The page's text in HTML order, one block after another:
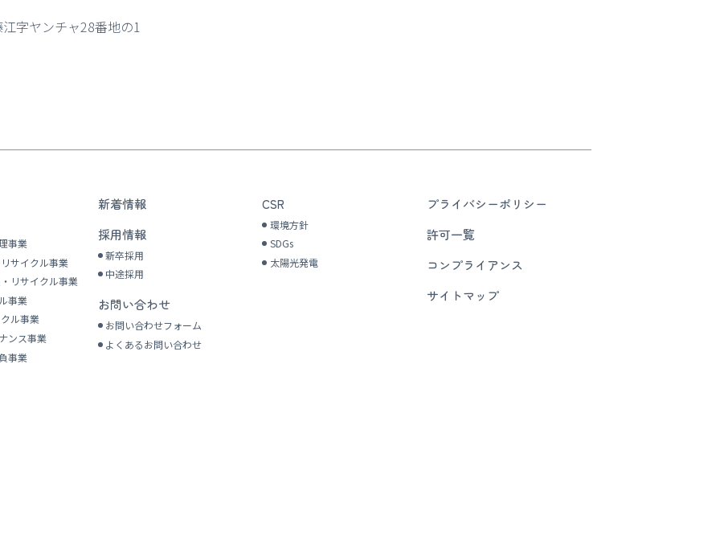
字ヤンチャ28番地の1
事業
リサイクル事業
リサイクル事業
事業
ル事業
ンス事業
事業
新着情報
採用情報
新卒採用
中途採用
お問い合わせ
お問い合わせフォーム
よくあるお問い合わせ
CSR
環境方針
SDGs
太陽光発電
プライバシーポリシー
許可一覧
コンプライアンス
サイトマップ
採用情報
お問合せ